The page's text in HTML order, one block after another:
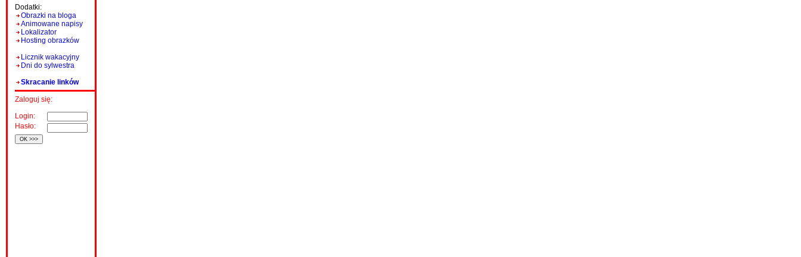
Dodatki:
Obrazki na bloga
Animowane napisy
Lokalizator
Hosting obrazków
Licznik wakacyjny
Dni do sylwestra
Skracanie linków
Zaloguj się:
Login:
Hasło: